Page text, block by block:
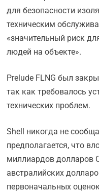
для безопасности
техническим
«значительный риск
людей на объекте».
Prelude FLNG был
так как требовалось
технических проблем.
Shell никогда не
предполагается, что
миллиардов долларов
австралийских
первоначальных